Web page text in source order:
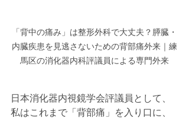
「背中の痛み」は整形外科で大丈夫？膵臓・
内臓疾患を見逃さないための背部痛外来｜練
馬区の消化器内科評議員による専門外来
日本消化器内視鏡学会評議員として、
私はこれまで「背部痛」を入り口に、